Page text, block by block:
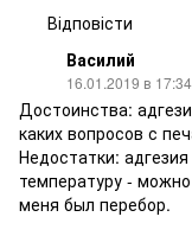
Відповісти
Василий
16.01.2019 в 17:34
Достоинства:
каких вопросов с
Недостатки:
температуру -
меня был перебор.